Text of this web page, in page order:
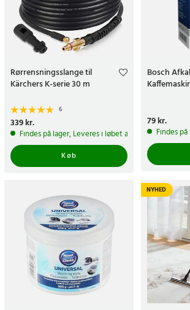
Rørrensningsslange til
Kärchers K-serie 30 m
6
Pris:339 kr.
339 kr.
Findes på lager, Leveres i løbet af 1-2 hverdage
Køb
Bosch
Pris:79 kr.
79 kr.
Findes
NYHED